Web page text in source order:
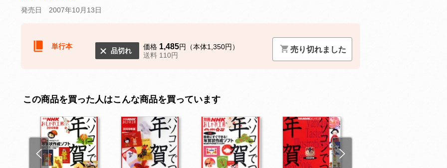
発売日 2007年10月13日
単行本
品切れ 価格 1,485円（本体1,350円）
送料 110円
売り切れました
この商品を買った人はこんな商品を買っています